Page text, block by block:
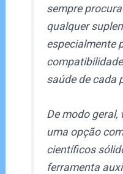
sempre
qualquer
especialmente
saúde de cada
De modo geral,
uma opção
científicos
ferramenta